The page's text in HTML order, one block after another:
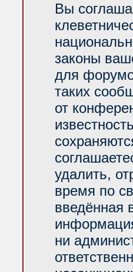
Вы
законы
для
таких
от
удалить,
время по
введённая
ни